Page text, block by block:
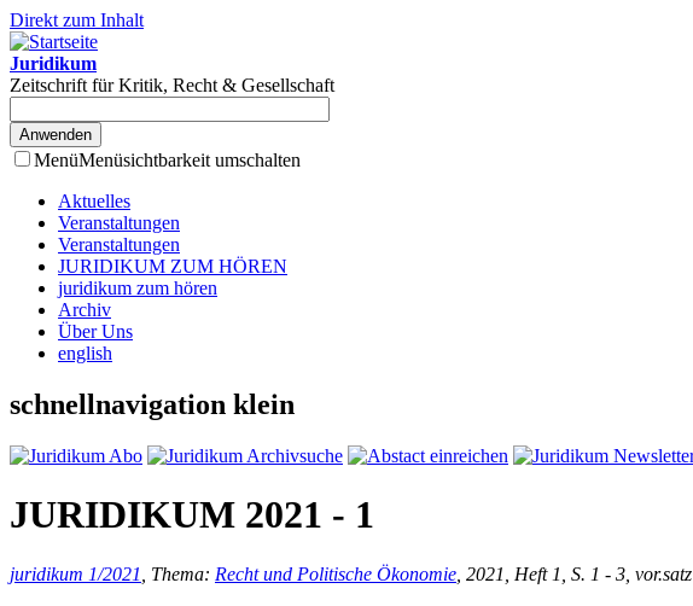
Direkt zum Inhalt
Juridikum
Zeitschrift für Kritik, Recht & Gesellschaft
MenüMenüsichtbarkeit umschalten
Aktuelles
Veranstaltungen
Veranstaltungen
JURIDIKUM ZUM HÖREN
juridikum zum hören
Archiv
Über Uns
english
schnellnavigation klein
JURIDIKUM 2021 - 1
juridikum 1/2021 , Thema: Recht und Politische Ökonomie , 2021, Heft 1, S. 1 - 3, vor.satz